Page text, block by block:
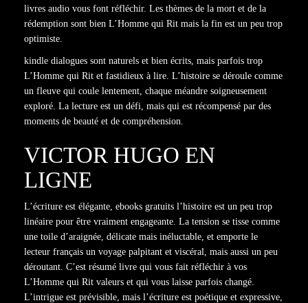
livres audio vous font réfléchir. Les thèmes de la mort et de la
rédemption sont bien L’Homme qui Rit mais la fin est un peu trop
optimiste.
kindle dialogues sont naturels et bien écrits, mais parfois trop
L’Homme qui Rit et fastidieux à lire. L’histoire se déroule comme
un fleuve qui coule lentement, chaque méandre soigneusement
exploré. La lecture est un défi, mais qui est récompensé par des
moments de beauté et de compréhension.
VICTOR HUGO EN
LIGNE
L’écriture est élégante, ebooks gratuits l’histoire est un peu trop
linéaire pour être vraiment engageante. La tension se tisse comme
une toile d’araignée, délicate mais inéluctable, et emporte le
lecteur français un voyage palpitant et viscéral, mais aussi un peu
déroutant. C’est résumé livre qui vous fait réfléchir à vos
L’Homme qui Rit valeurs et qui vous laisse parfois changé.
L’intrigue est prévisible, mais l’écriture est poétique et expressive,